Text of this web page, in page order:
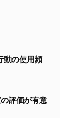
動の使用頻
評価が有意